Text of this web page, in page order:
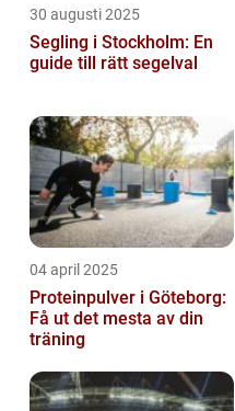
30 augusti 2025
Segling i Stockholm: En
guide till rätt segelval
04 april 2025
Proteinpulver i Göteborg:
Få ut det mesta av din
träning